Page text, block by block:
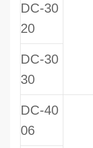
DC-30
20
DC-30
30
DC-40
06